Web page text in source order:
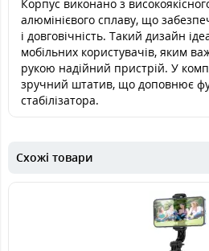
Корпус виконано з
алюмінієвого сплаву, що
і довговічність. Такий дизайн
мобільних користувачів, яким
рукою надійний пристрій. У
зручний штатив, що доповнює
стабілізатора.
Схожі товари